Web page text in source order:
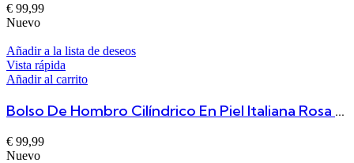
€ 99,99
Nuevo
Añadir a la lista de deseos
Vista rápida
Añadir al carrito
Bolso De Hombro Cilíndrico En Piel Italiana Rosa Salome
€ 99,99
Nuevo